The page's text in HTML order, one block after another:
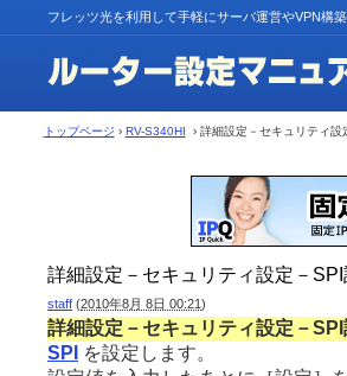
フレッツ光を利用して手軽にサーバ運営やVPN構
トップページ › RV-S340HI › 詳細設定－セキュリティ設
詳細設定－セキュリティ設定－SPI
staff (2010年8月 8日 00:21)
詳細設定－セキュリティ設定－SPI
SPI
を設定します。